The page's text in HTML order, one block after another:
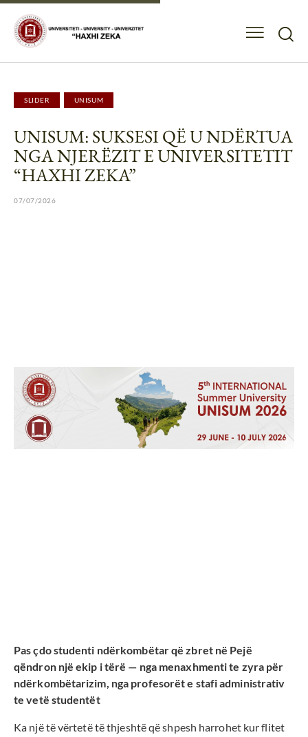
SLIDER UNISUM
UNISUM: SUKSESI QË U NDËRTUA
NGA NJERËZIT E UNIVERSITETIT
“HAXHI ZEKA”
07/07/2026
Pas çdo studenti ndërkombëtar që zbret në Pejë
qëndron një ekip i tërë — nga menaxhmenti te zyra për
ndërkombëtarizim, nga profesorët e stafi administrativ
te vetë studentët
Ka një të vërtetë të thjeshtë që shpesh harrohet kur flitet